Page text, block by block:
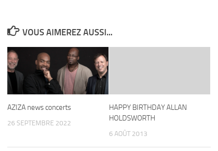
VOUS AIMEREZ AUSSI...
AZIZA news concerts
26 SEPTEMBRE 2022
HAPPY BIRTHDAY ALLAN
HOLDSWORTH
6 AOÛT 2013